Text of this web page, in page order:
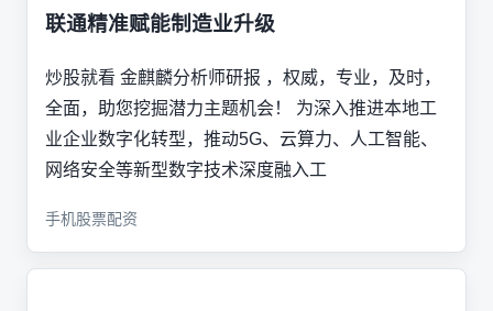
联通精准赋能制造业升级
炒股就看 金麒麟分析师研报 ，权威，专业，及时，
全面，助您挖掘潜力主题机会！ 为深入推进本地工
业企业数字化转型，推动5G、云算力、人工智能、
网络安全等新型数字技术深度融入工
手机股票配资